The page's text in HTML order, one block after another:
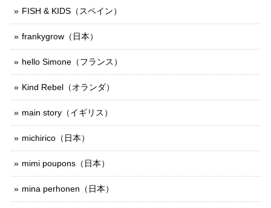
FISH & KIDS（スペイン）
frankygrow（日本）
hello Simone（フランス）
Kind Rebel（オランダ）
main story（イギリス）
michirico（日本）
mimi poupons（日本）
mina perhonen（日本）